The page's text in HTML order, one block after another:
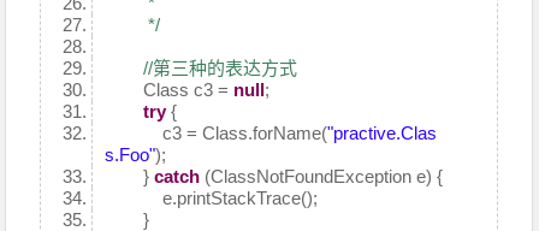
*/
//第三种的表达方式
Class c3 = null;
try{
c3 = Class.forName("practive.Clas
s.Foo");
}catch (ClassNotFoundException e) {
e.printStackTrace();
}